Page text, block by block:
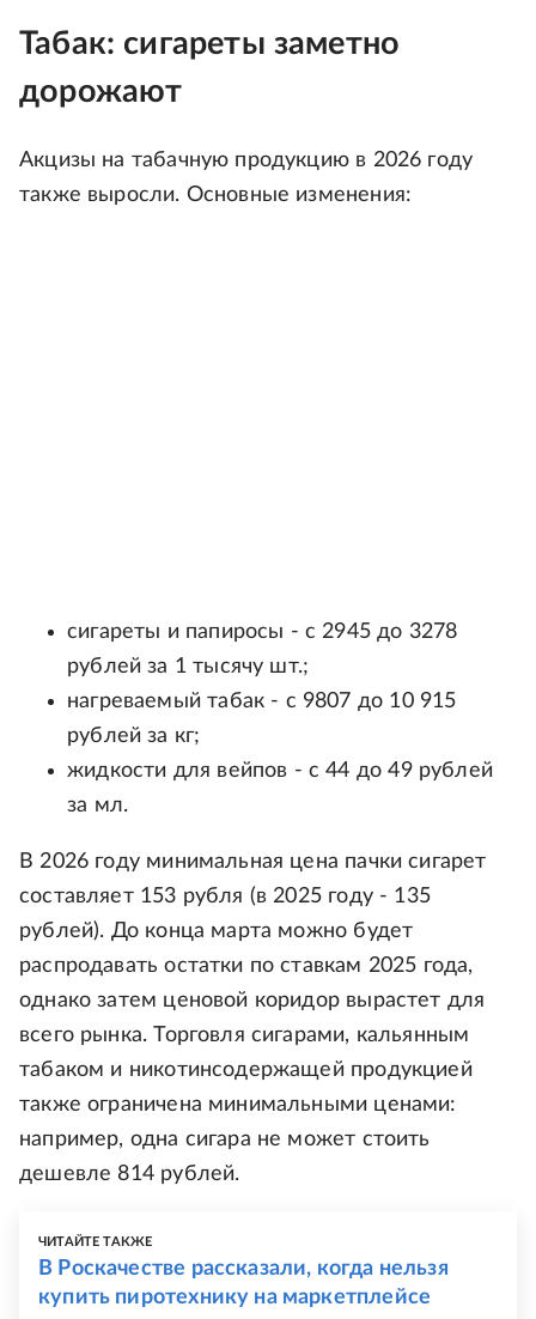
Табак: сигареты заметно
дорожают
Акцизы на табачную продукцию в 2026 году
также выросли. Основные изменения:
сигареты и папиросы - с 2945 до 3278
рублей за 1 тысячу шт.;
нагреваемый табак - с 9807 до 10 915
рублей за кг;
жидкости для вейпов - с 44 до 49 рублей
за мл.
В 2026 году минимальная цена пачки сигарет
составляет 153 рубля (в 2025 году - 135
рублей). До конца марта можно будет
распродавать остатки по ставкам 2025 года,
однако затем ценовой коридор вырастет для
всего рынка. Торговля сигарами, кальянным
табаком и никотинсодержащей продукцией
также ограничена минимальными ценами:
например, одна сигара не может стоить
дешевле 814 рублей.
ЧИТАЙТЕ ТАКЖЕ
В Роскачестве рассказали, когда нельзя
купить пиротехнику на маркетплейсе